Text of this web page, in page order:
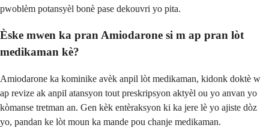
pwoblèm potansyèl bonè pase dekouvri yo pita.
Èske mwen ka pran Amiodarone si m ap pran lòt
medikaman kè?
Amiodarone ka kominike avèk anpil lòt medikaman, kidonk doktè w
ap revize ak anpil atansyon tout preskripsyon aktyèl ou yo anvan yo
kòmanse tretman an. Gen kèk entèraksyon ki ka jere lè yo ajiste dòz
yo, pandan ke lòt moun ka mande pou chanje medikaman.